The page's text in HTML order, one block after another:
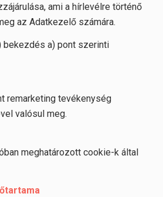
ami a hírlevélre történő
az Adatkezelő számára.
bekezdés a) pont szerinti
remarketing tevékenység
valósul meg.
meghatározott cookie-k által